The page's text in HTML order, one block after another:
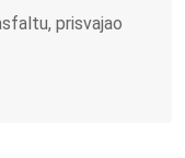
prisvajao